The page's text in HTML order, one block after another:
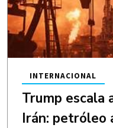
Trump escala
Irán: petróleo
INTERNACIONAL